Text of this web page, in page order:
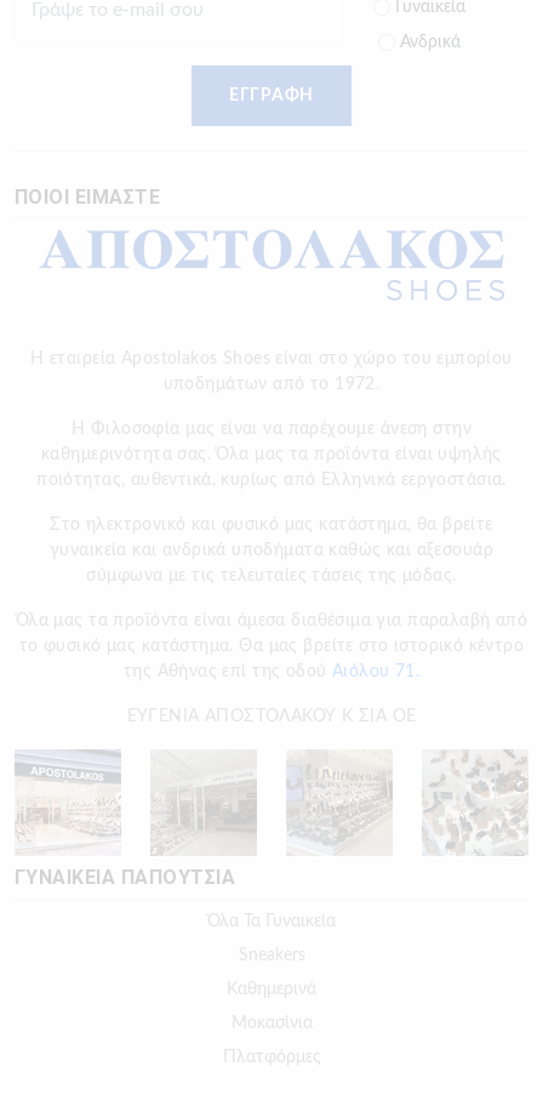
Γυναικεία
Ανδρικά
ΕΓΓΡΑΦΗ
ΠΟΙΟΙ ΕΙΜΑΣΤΕ
Η εταιρεία Apostolakos Shoes είναι στο χώρο του εμπορίου
υποδημάτων από το 1972.
H Φιλοσοφία μας είναι να παρέχουμε άνεση στην
καθημερινότητα σας. Όλα μας τα προϊόντα είναι υψηλής
ποιότητας, αυθεντικά, κυρίως από Ελληνικά εεργοστάσια.
Στο ηλεκτρονικό και φυσικό μας κατάστημα, θα βρείτε
γυναικεία και ανδρικά υποδήματα καθώς και αξεσουάρ
σύμφωνα με τις τελευταίες τάσεις της μόδας.
Όλα μας τα προϊόντα είναι άμεσα διαθέσιμα για παραλαβή από
το φυσικό μας κατάστημα. Θα μας βρείτε στο ιστορικό κέντρο
της Αθήνας επί της οδού Αιόλου 71.
ΕΥΓΕΝΙΑ ΑΠΟΣΤΟΛΑΚΟΥ Κ ΣΙΑ ΟΕ
ΓΥΝΑΙΚΕΙΑ ΠΑΠΟΥΤΣΙΑ
Όλα Τα Γυναικεία
Sneakers
Καθημερινά
Μοκασίνια
Πλατφόρμες